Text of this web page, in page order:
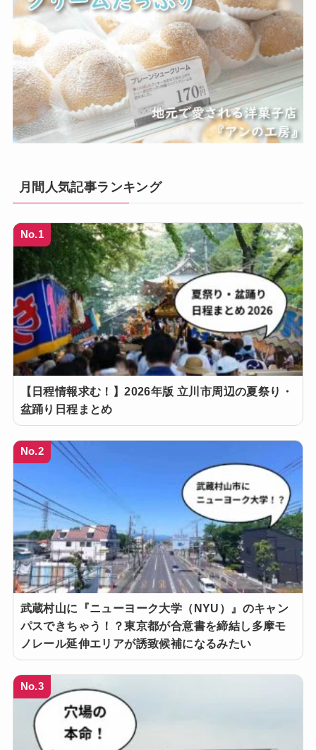
月間人気記事ランキング
No.1
【日程情報求む！】2026年版 立川市周辺の夏祭り・
盆踊り日程まとめ
No.2
武蔵村山に『ニューヨーク大学（NYU）』のキャン
パスできちゃう！？東京都が合意書を締結し多摩モ
ノレール延伸エリアが誘致候補になるみたい
No.3